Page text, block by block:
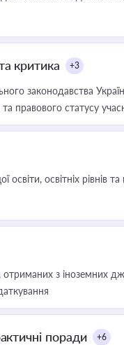
критика +3
законодавства
правового статусу
освітніх рівнів та
отриманих з іноземних
поради +6